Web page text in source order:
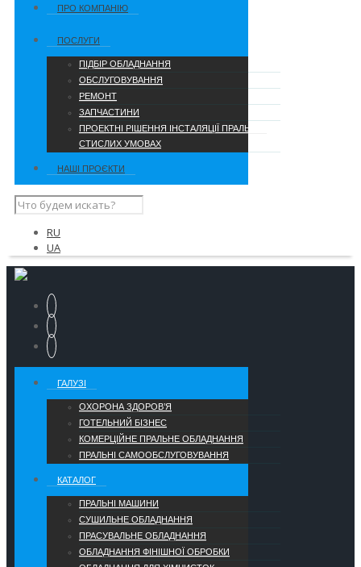
ПРО КОМПАНІЮ
ПОСЛУГИ
ПІДБІР ОБЛАДНАННЯ
ОБСЛУГОВУВАННЯ
РЕМОНТ
ЗАПЧАСТИНИ
ПРОЕКТНІ РІШЕННЯ ІНСТАЛЯЦІЇ ПРАЛЬНІ В
СТИСЛИХ УМОВАХ
НАШІ ПРОЄКТИ
RU
UA
ГАЛУЗІ
ОХОРОНА ЗДОРОВ’Я
ГОТЕЛЬНИЙ БІЗНЕС
КОМЕРЦІЙНЕ ПРАЛЬНЕ ОБЛАДНАННЯ
ПРАЛЬНІ САМООБСЛУГОВУВАННЯ
КАТАЛОГ
ПРАЛЬНІ МАШИНИ
СУШИЛЬНЕ ОБЛАДНАННЯ
ПРАСУВАЛЬНЕ ОБЛАДНАННЯ
ОБЛАДНАННЯ ФІНІШНОЇ ОБРОБКИ